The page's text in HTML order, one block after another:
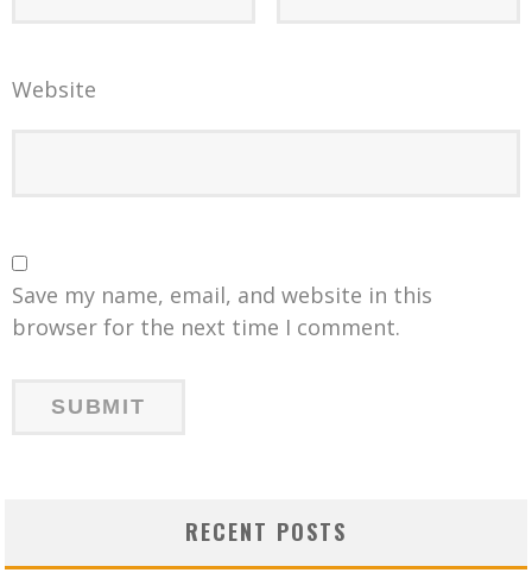
Website
Save my name, email, and website in this
browser for the next time I comment.
RECENT POSTS